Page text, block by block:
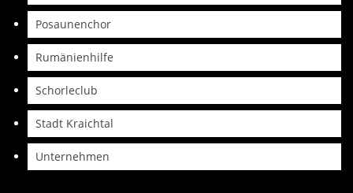
Posaunenchor
Rumänienhilfe
Schorleclub
Stadt Kraichtal
Unternehmen